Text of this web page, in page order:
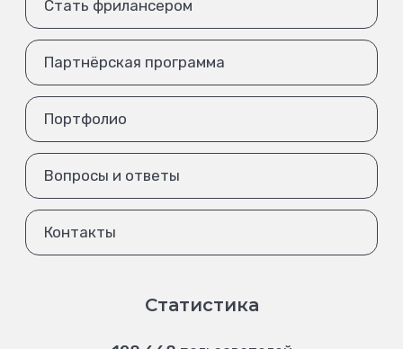
Стать фрилансером
Партнёрская программа
Портфолио
Вопросы и ответы
Контакты
Статистика